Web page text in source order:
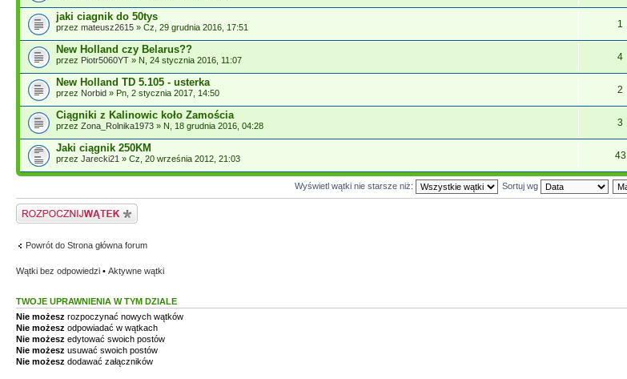
jaki ciagnik do 50tys
przez mateusz2615 » Cz, 29 grudnia 2016, 17:51 1
New Holland czy Belarus??
przez Piotr5060YT » N, 24 stycznia 2016, 11:07 4
New Holland TD 5.105 - usterka
przez Norbid » Pn, 2 stycznia 2017, 14:50 2
Ciągniki z Kalinowic koło Zamościa
przez Zona_Rolnika1973 » N, 18 grudnia 2016, 04:28 3
Jaki ciągnik 250KM
przez Jarecki21 » Cz, 20 września 2012, 21:03 43
Wyświetl wątki nie starsze niż: Sortuj wg
Napisz wątek
Powrót do Strona główna forum
Wątki bez odpowiedzi • Aktywne wątki
TWOJE UPRAWNIENIA W TYM DZIALE
Nie możesz rozpoczynać nowych wątków
Nie możesz odpowiadać w wątkach
Nie możesz edytować swoich postów
Nie możesz usuwać swoich postów
Nie możesz dodawać załączników